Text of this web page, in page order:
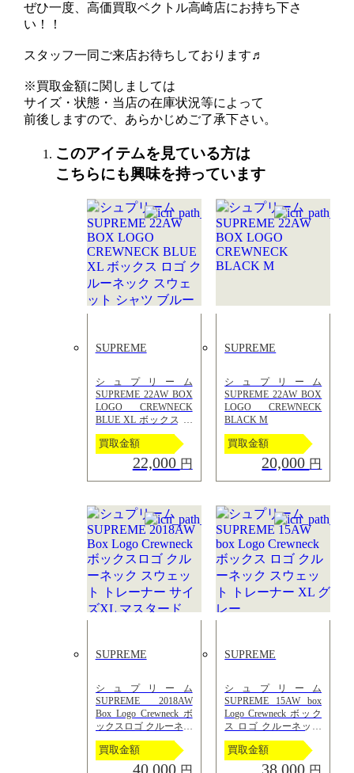
ぜひ一度、高価買取ベクトル高崎店にお持ち下さ
い！！
スタッフ一同ご来店お待ちしております♬
※買取金額に関しましては
サイズ・状態・当店の在庫状況等によって
前後しますので、あらかじめご了承下さい。
このアイテムを見ている方は
こちらにも興味を持っています
SUPREME
シュプリーム
SUPREME 22AW BOX
LOGO CREWNECK
BLUE XL ボックス ロ
ゴ クルーネック スウ
ェット シャツ ブルー
トレーナー
買取金額
22,000 円
SUPREME
シュプリーム
SUPREME 22AW BOX
LOGO CREWNECK
BLACK M
買取金額
20,000 円
SUPREME
シュプリーム
SUPREME 2018AW
Box Logo Crewneck ボ
ックスロゴ クルーネッ
ク スウェット トレー
ナー サイズXL マスタ
買取金額
40,000
SUPREME
シュプリーム
SUPREME 15AW box
Logo Crewneck ボック
ス ロゴ クルーネック
スウェット トレーナー
XL グレー
買取金額
38,000